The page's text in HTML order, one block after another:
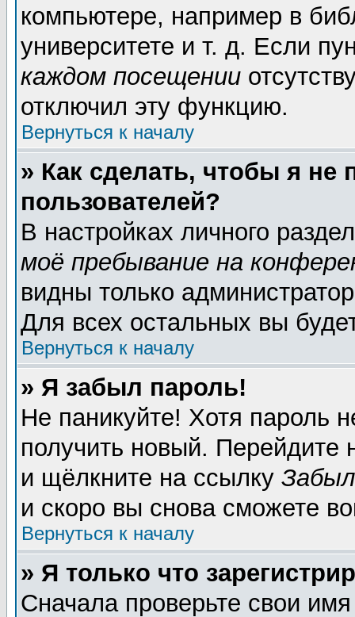
компьютере, например в
университете и т. д. Если
каждом посещении
отключил эту функцию.
Вернуться к началу
» Как сделать, чтобы я не
пользователей?
В настройках личного
моё пребывание на
видны только
Для всех остальных вы
Вернуться к началу
» Я забыл пароль!
Не паникуйте! Хотя пароль
получить новый. Перейдите
и щёлкните на ссылку
и скоро вы снова сможете
Вернуться к началу
» Я только что
Сначала проверьте свои